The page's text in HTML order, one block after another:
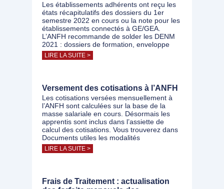
Les établissements adhérents ont reçu les
états récapitulatifs des dossiers du 1er
semestre 2022 en cours ou la note pour les
établissements connectés à GE/GEA.
L’ANFH recommande de solder les DENM
2021 : dossiers de formation, enveloppe
LIRE LA SUITE >
Versement des cotisations à l’ANFH
Les cotisations versées mensuellement à
l’ANFH sont calculées sur la base de la
masse salariale en cours. Désormais les
apprentis sont inclus dans l’assiette de
calcul des cotisations. Vous trouverez dans
Documents utiles les modalités
LIRE LA SUITE >
Frais de Traitement : actualisation